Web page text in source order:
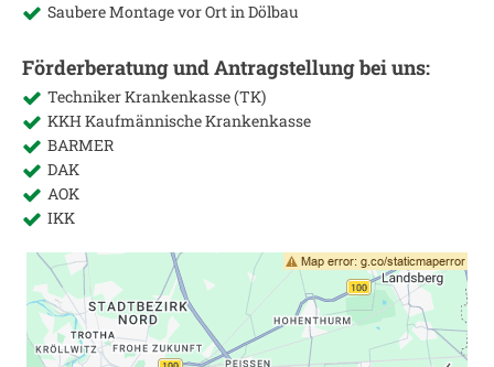
Saubere Montage vor Ort inDölbau
Förderberatung und Antragstellung bei uns:
Techniker Krankenkasse (TK)
KKH Kaufmännische Krankenkasse
BARMER
DAK
AOK
IKK